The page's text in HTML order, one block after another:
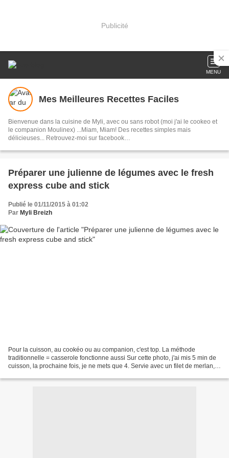
Publicité
MENU
Mes Meilleures Recettes Faciles
Bienvenue dans la cuisine de Myli, avec ou sans robot (moi j'ai le cookeo et
le companion Moulinex) ...Miam, Miam! Des recettes simples mais
délicieuses... Retrouvez-moi sur facebook
Préparer une julienne de légumes avec le fresh
express cube and stick
Publié le 01/11/2015 à 01:02
Par Myli Breizh
Pour la cuisson, au cookéo ou au companion, c'est top. La méthode
traditionnelle = casserole fonctionne aussi Sur cette photo, j'ai mis 5 min de
cuisson, la prochaine fois, je ne mets que 4. Servie avec un filet de merlan,